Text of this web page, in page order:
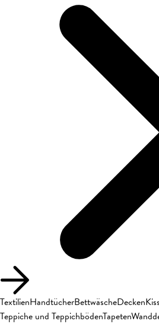
TextilienHandtücherBettwäscheDecken
Teppiche und TeppichbödenTapeten